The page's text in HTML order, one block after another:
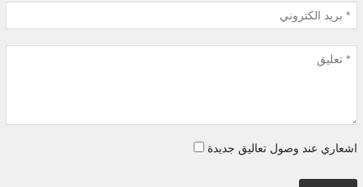
اشعاري عند وصول تعاليق جديدة